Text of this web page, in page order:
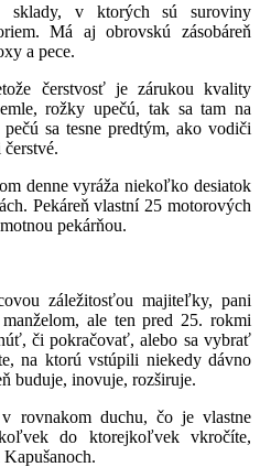
sklady, v ktorých sú suroviny
Má aj obrovskú zásobáreň
a pece.
čerstvosť je zárukou kvality
rožky upečú, tak sa tam na
sa tesne predtým, ako vodiči
denne vyráža niekoľko desiatok
Pekáreň vlastní 25 motorových
pekárňou.
záležitosťou majiteľky, pani
ale ten pred 25. rokmi
či pokračovať, alebo sa vybrať
na ktorú vstúpili niekedy dávno
buduje, inovuje, rozširuje.
rovnakom duchu, čo je vlastne
do ktorejkoľvek vkročíte,